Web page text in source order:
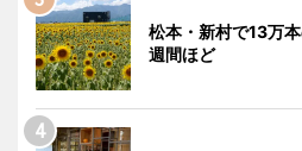
松本・新村で13万
週間ほど